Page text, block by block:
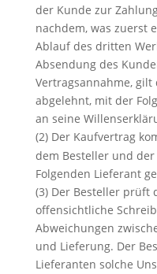
der Kunde zur
nachdem, was zuerst
Ablauf des dritten
Absendung des
Vertragsannahme, gilt
abgelehnt, mit der
an seine
(2) Der Kaufvertrag
dem Besteller und der
Folgenden Lieferant
(3) Der Besteller prüft
offensichtliche
Abweichungen
und Lieferung. Der
Lieferanten solche